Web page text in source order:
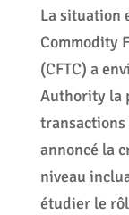
La situation
Commodity
(CFTC) a
Authority la
transactions
annoncé la
niveau
étudier le